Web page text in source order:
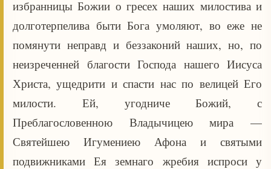
избранницы Божии о гресех наших милостива и
долготерпелива быти Бога умоляют, во еже не
помянути неправд и беззаконий наших, но, по
неизреченней благости Господа нашего Иисуса
Христа, ущедрити и спасти нас по велицей Его
милости. Ей, угодниче Божий, с
Преблагословенною Владычицею мира —
Святейшею Игумениею Афона и святыми
подвижниками Ея земнаго жребия испроси у